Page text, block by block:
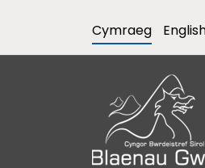
Cymraeg